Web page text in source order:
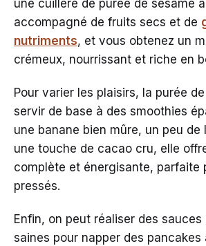
une cuillère de purée de sésame
accompagné de fruits secs et de
nutriments, et vous obtenez un
crémeux, nourrissant et riche en
Pour varier les plaisirs, la purée
servir de base à des smoothies
une banane bien mûre, un peu
une touche de cacao cru, elle
complète et énergisante, parfaite
pressés.
Enfin, on peut réaliser des
saines pour napper des pancakes